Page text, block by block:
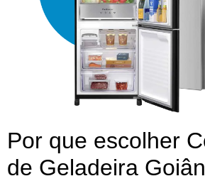
Por que escolher
de Geladeira